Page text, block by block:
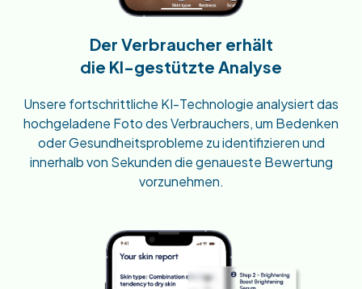
Der Verbraucher erhält
die KI-gestützte Analyse
Unsere fortschrittliche KI-Technologie analysiert das
hochgeladene Foto des Verbrauchers, um Bedenken
oder Gesundheitsprobleme zu identifizieren und
innerhalb von Sekunden die genaueste Bewertung
vorzunehmen.